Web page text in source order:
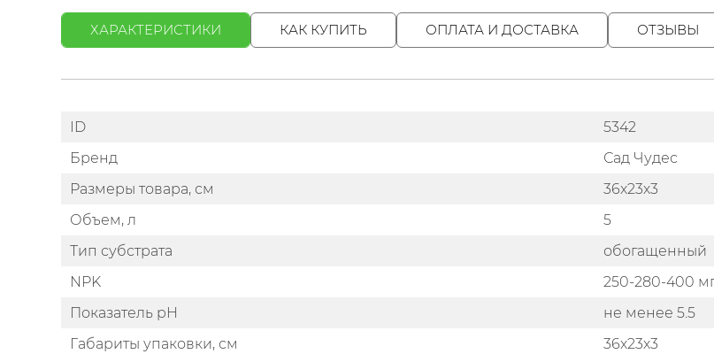
ХАРАКТЕРИСТИКИ КАК КУПИТЬ ОПЛАТА И ДОСТАВКА ОТЗЫВЫ
ID
5342
Бренд
Сад Чудес
Размеры товара, см
36х23х3
Объем, л
5
Тип субстрата
обогащенный
NPK
250-280-400
Показатель pH
не менее 5.5
Габариты упаковки, см
36х23х3